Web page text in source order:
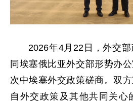
2026年4月22日，外交
同埃塞俄比亚外交部形势办
次中埃塞外交政策磋商。双
自外交政策及其他共同关心